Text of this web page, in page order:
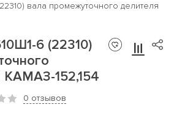
вала промежуточного делителя
6 (22310)
152,154
0 отзывов